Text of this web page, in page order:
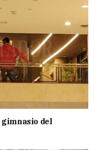
gimnasio del